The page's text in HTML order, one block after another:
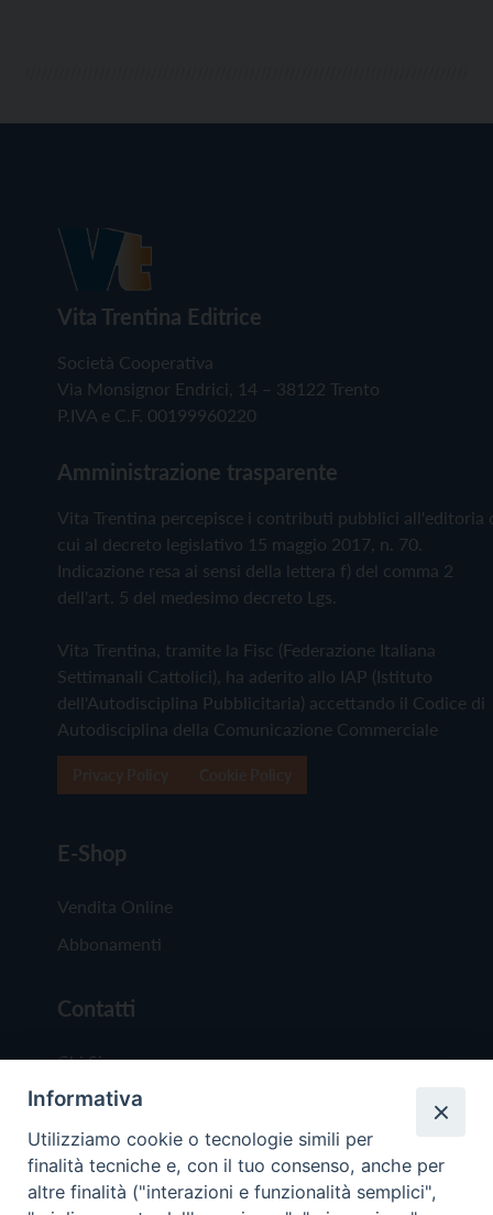
Vita Trentina Editrice
Società Cooperativa
Via Monsignor Endrici, 14 – 38122 Trento
P.IVA e C.F. 00199960220
Amministrazione trasparente
Vita Trentina percepisce i contributi pubblici all'editoria
cui al decreto legislativo 15 maggio 2017, n. 70.
Indicazione resa ai sensi della lettera f) del comma 2
dell'art. 5 del medesimo decreto Lgs.
Vita Trentina, tramite la Fisc (Federazione Italiana
Settimanali Cattolici), ha aderito allo IAP (Istituto
dell'Autodisciplina Pubblicitaria) accettando il Codice di
Autodisciplina della Comunicazione Commerciale
E-Shop
Vendita Online
Abbonamenti
Contatti
Chi Siamo
Redazione
Scrivici
Informativa
Utilizziamo cookie o tecnologie simili per
finalità tecniche e, con il tuo consenso, anche per
altre finalità ("interazioni e funzionalità semplici",